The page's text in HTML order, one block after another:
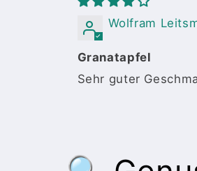
Wolfram
Granatapfel
Sehr guter